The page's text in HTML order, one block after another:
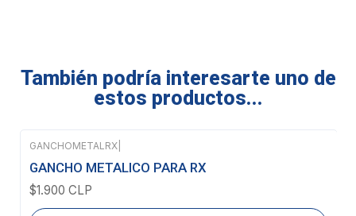
También podría interesarte uno de
estos productos...
Agotado
GANCHOMETALRX
GANCHO METALICO PARA RX
$1.900 CLP